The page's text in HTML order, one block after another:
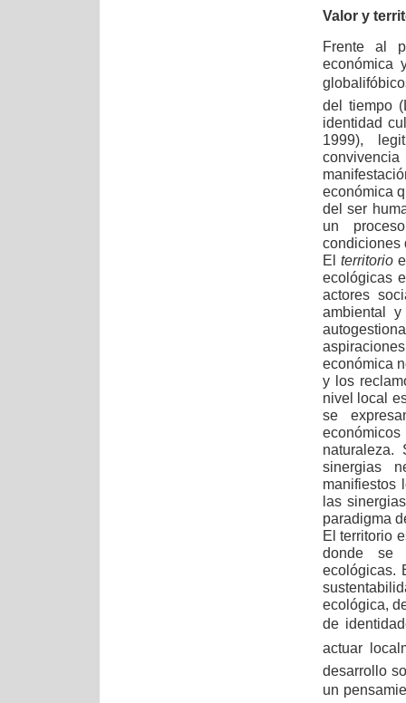
Valor y
Frente al
económica
del tiempo
identidad
1999),
económica
del ser
un
condiciones
El territorio
ecológicas
actores
ambiental
económica
y los
nivel local
se
sinergias
manifiestos
las
paradigma
El territorio
donde se
ecológicas.
ecológica,
de
actuar
desarrollo
un